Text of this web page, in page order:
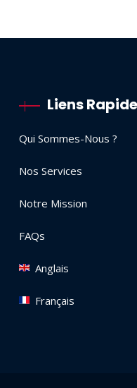
Liens
Qui Sommes-Nous ?
Nos Services
Notre Mission
FAQs
Anglais
Français